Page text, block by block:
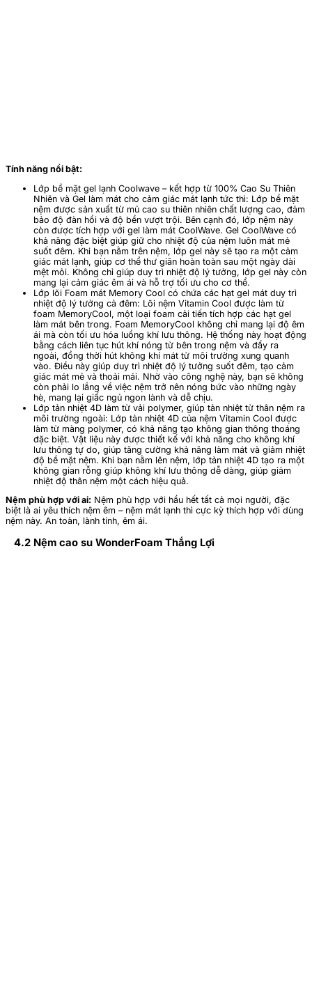
Tính năng nổi bật:
Lớp bề mặt gel lạnh Coolwave – kết hợp từ 100% Cao Su Thiên
Nhiên và Gel làm mát cho cảm giác mát lạnh tức thì: Lớp bề mặt
nệm được sản xuất từ mủ cao su thiên nhiên chất lượng cao, đảm
bảo độ đàn hồi và độ bền vượt trội. Bên cạnh đó, lớp nệm này
còn được tích hợp với gel làm mát CoolWave. Gel CoolWave có
khả năng đặc biệt giúp giữ cho nhiệt độ của nệm luôn mát mẻ
suốt đêm. Khi bạn nằm trên nệm, lớp gel này sẽ tạo ra một cảm
giác mát lạnh, giúp cơ thể thư giãn hoàn toàn sau một ngày dài
mệt mỏi. Không chỉ giúp duy trì nhiệt độ lý tưởng, lớp gel này còn
mang lại cảm giác êm ái và hỗ trợ tối ưu cho cơ thể.
Lớp lõi Foam mát Memory Cool có chứa các hạt gel mát duy trì
nhiệt độ lý tưởng cả đêm: Lõi nệm Vitamin Cool được làm từ
foam MemoryCool, một loại foam cải tiến tích hợp các hạt gel
làm mát bên trong. Foam MemoryCool không chỉ mang lại độ êm
ái mà còn tối ưu hóa luồng khí lưu thông. Hệ thống này hoạt động
bằng cách liên tục hút khí nóng từ bên trong nệm và đẩy ra
ngoài, đồng thời hút không khí mát từ môi trường xung quanh
vào. Điều này giúp duy trì nhiệt độ lý tưởng suốt đêm, tạo cảm
giác mát mẻ và thoải mái. Nhờ vào công nghệ này, bạn sẽ không
còn phải lo lắng về việc nệm trở nên nóng bức vào những ngày
hè, mang lại giấc ngủ ngon lành và dễ chịu.
Lớp tản nhiệt 4D làm từ vải polymer, giúp tản nhiệt từ thân nệm ra
môi trường ngoài: Lớp tản nhiệt 4D của nệm Vitamin Cool được
làm từ màng polymer, có khả năng tạo không gian thông thoáng
đặc biệt. Vật liệu này được thiết kế với khả năng cho không khí
lưu thông tự do, giúp tăng cường khả năng làm mát và giảm nhiệt
độ bề mặt nệm. Khi bạn nằm lên nệm, lớp tản nhiệt 4D tạo ra một
không gian rỗng giúp không khí lưu thông dễ dàng, giúp giảm
nhiệt độ thân nệm một cách hiệu quả.
Nệm phù hợp với ai: Nệm phù hợp với hầu hết tất cả mọi người, đặc
biệt là ai yêu thích nệm êm – nệm mát lạnh thì cực kỳ thích hợp với dùng
nệm này. An toàn, lành tính, êm ái.
4.2 Nệm cao su WonderFoam Thắng Lợi